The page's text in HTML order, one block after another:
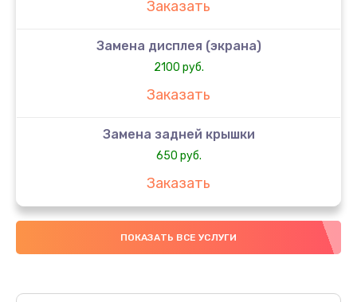
Заказать
Замена дисплея (экрана)
2100 руб.
Заказать
Замена задней крышки
650 руб.
Заказать
Замена аккумулятора
4000 руб.
ПОКАЗАТЬ ВСЕ УСЛУГИ